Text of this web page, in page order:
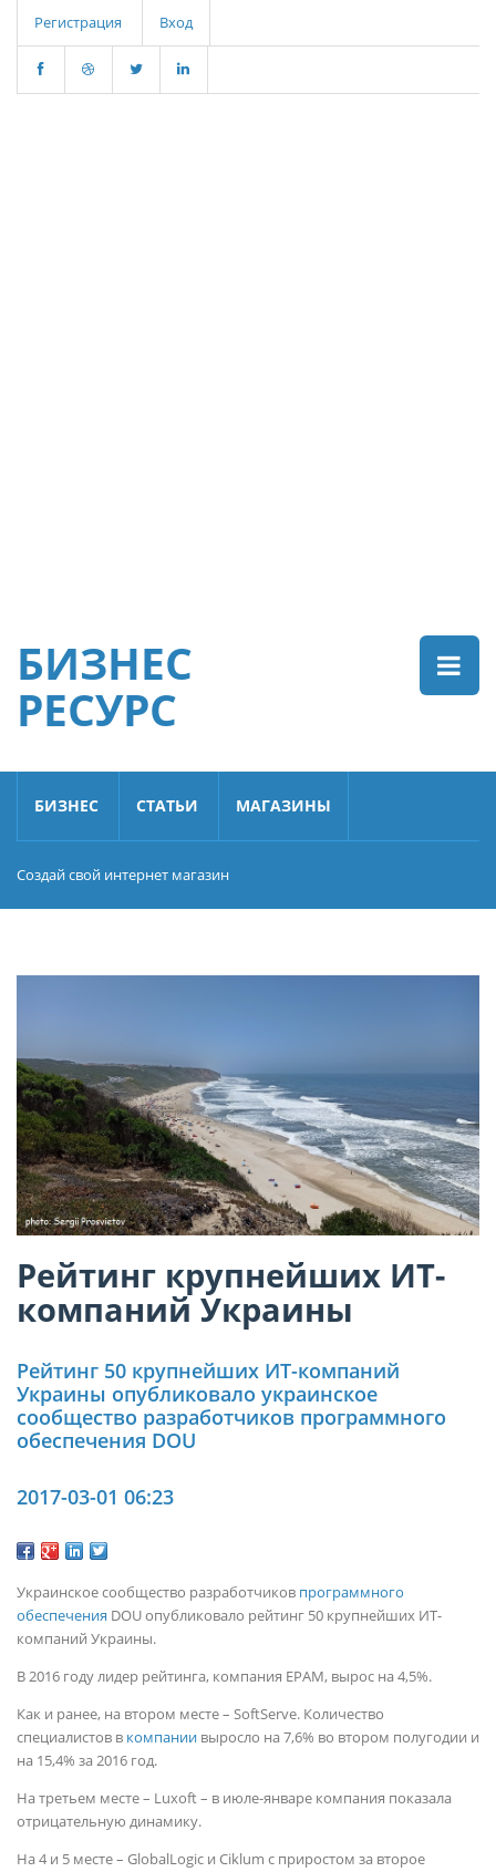
Регистрация Вход
БИЗНЕС
РЕСУРС
БИЗНЕС СТАТЬИ МАГАЗИНЫ
Создай свой интернет магазин
Рейтинг крупнейших ИТ-
компаний Украины
Рейтинг 50 крупнейших ИТ-компаний
Украины опубликовало украинское
сообщество разработчиков программного
обеспечения DOU
2017-03-01 06:23
Украинское сообщество разработчиков программного
обеспечения DOU опубликовало рейтинг 50 крупнейших ИТ-
компаний Украины.
В 2016 году лидер рейтинга, компания EPAM, вырос на 4,5%.
Как и ранее, на втором месте – SoftServe. Количество
специалистов в компании выросло на 7,6% во втором полугодии и
на 15,4% за 2016 год.
На третьем месте – Luxoft – в июле-январе компания показала
отрицательную динамику.
На 4 и 5 месте – GlobalLogic и Ciklum с приростом за второе